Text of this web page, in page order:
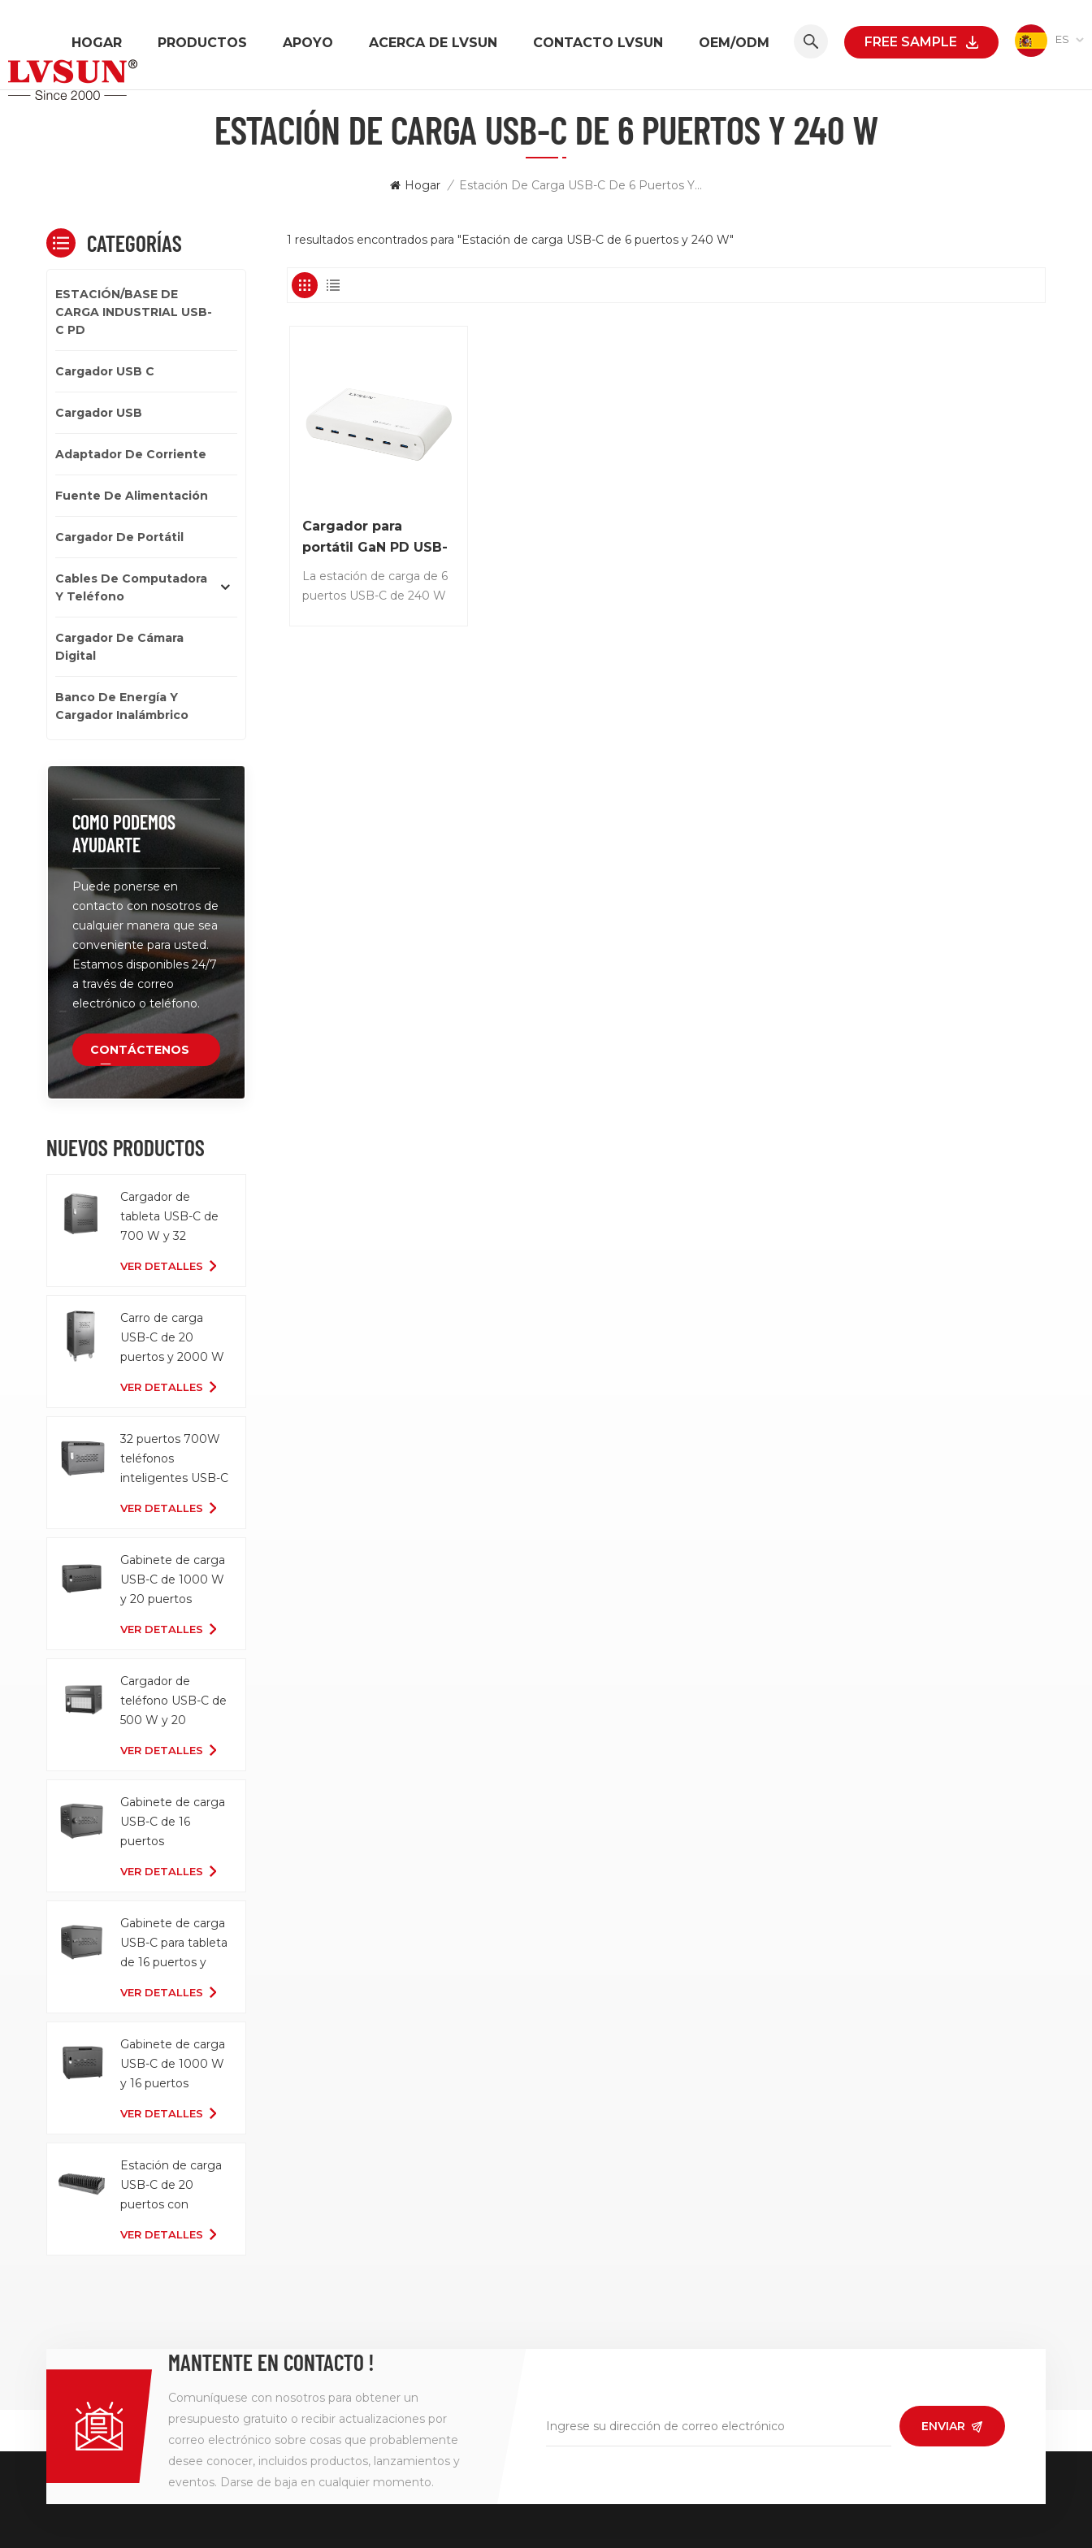
ES
FREE SAMPLE
HOGAR PRODUCTOS APOYO ACERCA DE LVSUN CONTACTO LVSUN OEM/ODM
ESTACIÓN DE CARGA USB-C DE 6 PUERTOS Y 240 W
Hogar / Estación De Carga USB-C De 6 Puertos Y 240 W
1 resultados encontrados para "Estación de carga USB-C de 6 puertos y 240 W"
Cargador para
portátil GaN PD USB-
C de 240 W y 6
puertos
La estación de carga de 6
puertos USB-C de 240 W
CATEGORÍAS
ESTACIÓN/BASE DE
CARGA INDUSTRIAL USB-
C PD
Cargador USB C
Cargador USB
Adaptador De Corriente
Fuente De Alimentación
Cargador De Portátil
Cables De Computadora
Y Teléfono
Cargador De Cámara
Digital
Banco De Energía Y
Cargador Inalámbrico
COMO PODEMOS
AYUDARTE
Puede ponerse en
contacto con nosotros de
cualquier manera que sea
conveniente para usted.
Estamos disponibles 24/7
a través de correo
electrónico o teléfono.
CONTÁCTENOS
NUEVOS PRODUCTOS
Cargador de
tableta USB-C de
700 W y 32
VER DETALLES
Carro de carga
USB-C de 20
puertos y 2000 W
VER DETALLES
32 puertos 700W
teléfonos
inteligentes USB-C
VER DETALLES
Gabinete de carga
USB-C de 1000 W
y 20 puertos
VER DETALLES
Cargador de
teléfono USB-C de
500 W y 20
VER DETALLES
Gabinete de carga
USB-C de 16
puertos
VER DETALLES
Gabinete de carga
USB-C para tableta
de 16 puertos y
VER DETALLES
Gabinete de carga
USB-C de 1000 W
y 16 puertos
VER DETALLES
Estación de carga
USB-C de 20
puertos con
organizadora
VER DETALLES
MANTENTE EN CONTACTO !
Comuníquese con nosotros para obtener un
presupuesto gratuito o recibir actualizaciones por
correo electrónico sobre cosas que probablemente
desee conocer, incluidos productos, lanzamientos y
eventos. Darse de baja en cualquier momento.
ENVIAR